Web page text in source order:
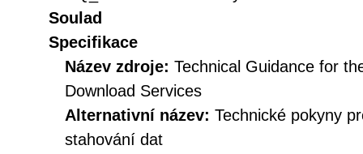
Soulad
Specifikace
Název zdroje: Technical Guidance for
Download Services
Alternativní název: Technické pokyny
stahování dat